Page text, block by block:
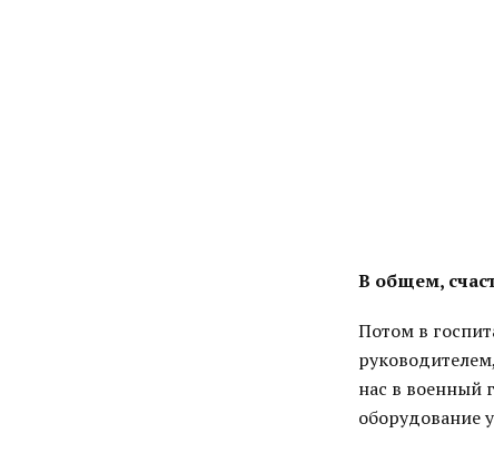
В общем,
Потом в
нас в военный
оборудование